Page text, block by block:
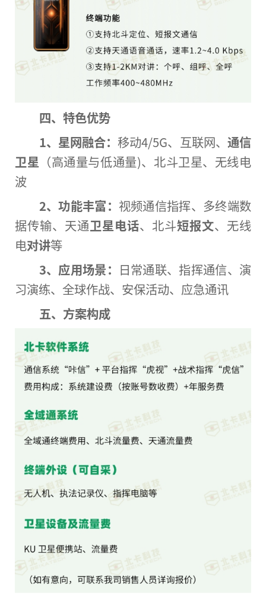
四、特色优势
1、 星网融合：移动4/5G、互联网、 通信
卫星 （高通量与低通量)、北斗卫星、无线电
波
2、功能丰富： 视频通信指挥、多终端数
据传输、天通卫星电话、北斗短报文、无线
电对讲等
3、 应用场景： 日常通联、指挥通信、演
习演练、全球作战、安保活动、应急通讯
五、方案构成